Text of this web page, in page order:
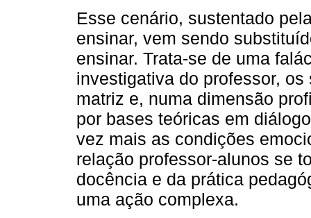
Esse cenário, sustentado
ensinar, vem sendo
ensinar. Trata-se de uma
investigativa do professor,
matriz e, numa dimensão
por bases teóricas em
vez mais as condições
relação professor-alunos se
docência e da prática
uma ação complexa.